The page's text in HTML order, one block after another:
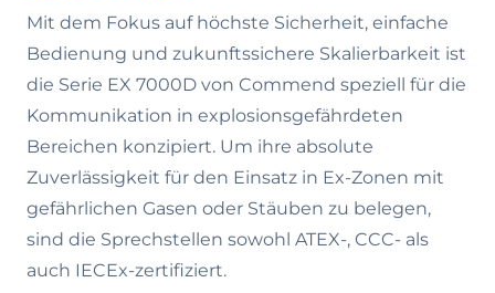
Mit dem Fokus auf höchste Sicherheit, einfache
Bedienung und zukunftssichere Skalierbarkeit ist
die Serie EX 7000D von Commend speziell für die
Kommunikation in explosionsgefährdeten
Bereichen konzipiert. Um ihre absolute
Zuverlässigkeit für den Einsatz in Ex-Zonen mit
gefährlichen Gasen oder Stäuben zu belegen,
sind die Sprechstellen sowohl ATEX-, CCC- als
auch IECEx-zertifiziert.